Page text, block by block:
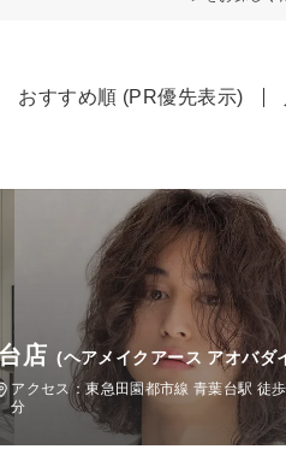
おすすめ順 (PR優先表示)
店 (ヘアメイクアース アオバダ
アクセス：東急田園都市線 青葉台駅 徒
分